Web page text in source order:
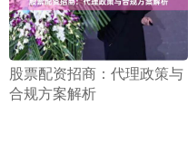
​股票配资招商：代理政策与
合规方案解析